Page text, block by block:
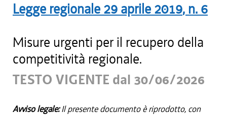
Legge regionale 29 aprile 2019, n. 6
Misure urgenti per il recupero della
competitività regionale.
TESTO VIGENTE dal 30/06/2026
Avviso legale:Il presente documento è riprodotto, con